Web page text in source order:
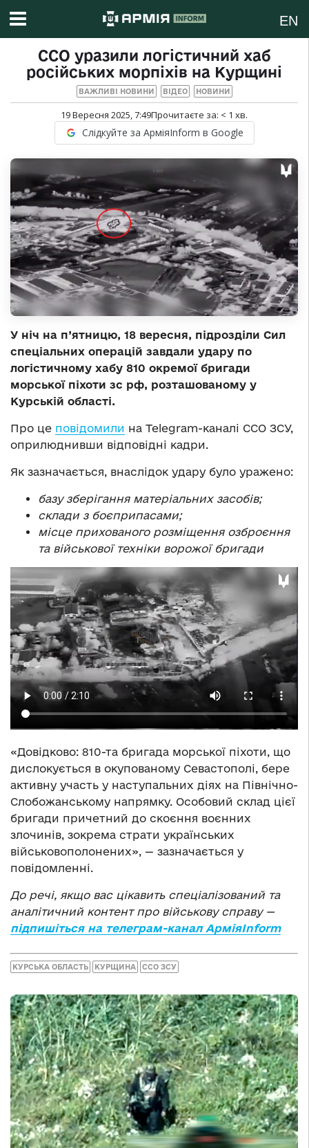
EN
ССО уразили логістичний хаб
російських морпіхів на Курщині
ВАЖЛИВІ НОВИНИ ВІДЕО НОВИНИ
19 Вересня 2025, 7:49Прочитаєте за: < 1 хв.
Слідкуйте за АрміяInform в Google
У ніч на п’ятницю, 18 вересня, підрозділи Сил
спеціальних операцій завдали удару по
логістичному хабу 810 окремої бригади
морської піхоти зс рф, розташованому у
Курській області.
Про це повідомили на Telegram-каналі ССО ЗСУ,
оприлюднивши відповідні кадри.
Як зазначається, внаслідок удару було уражено:
базу зберігання матеріальних засобів;
склади з боєприпасами;
місце прихованого розміщення озброєння
та військової техніки ворожої бригади
«Довідково: 810-та бригада морської піхоти, що
дислокується в окупованому Севастополі, бере
активну участь у наступальних діях на Північно-
Слобожанському напрямку. Особовий склад цієї
бригади причетний до скоєння воєнних
злочинів, зокрема страти українських
військовополонених», — зазначається у
повідомленні.
До речі, якщо вас цікавить спеціалізований та
аналітичний контент про військову справу —
підпишіться на телеграм-канал АрміяInform
КУРСЬКА ОБЛАСТЬ КУРЩИНА ССО ЗСУ